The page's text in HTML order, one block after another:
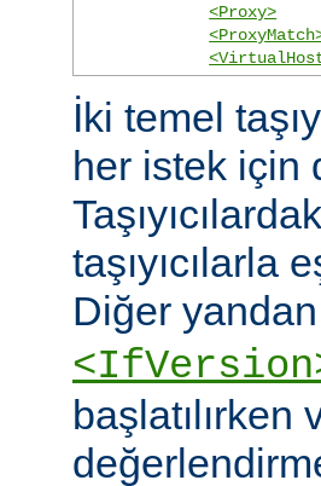
<Proxy>
İki temel
her istek için
taşıyıcılarla
Diğer
başlatılırken